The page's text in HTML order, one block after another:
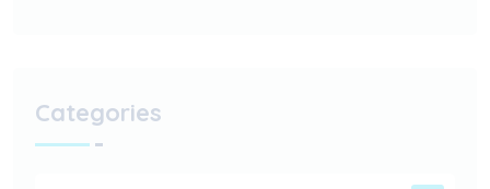
Categories